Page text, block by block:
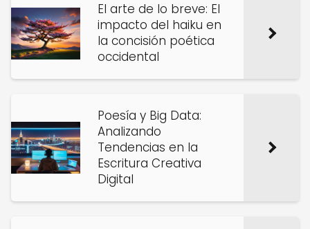
El arte de lo breve: El
impacto del haiku en
la concisión poética
occidental
Poesía y Big Data:
Analizando
Tendencias en la
Escritura Creativa
Digital